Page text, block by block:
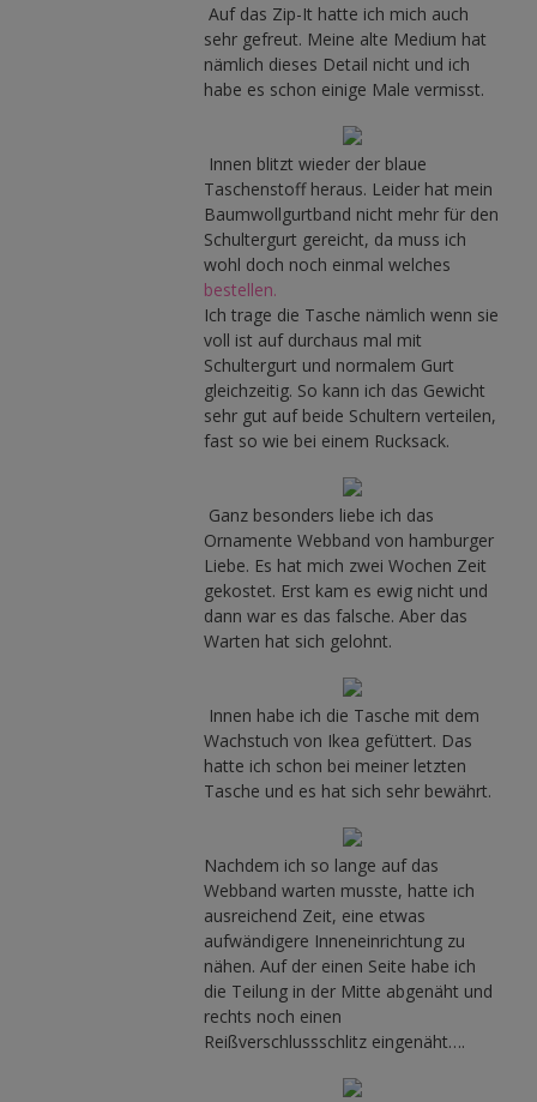
Auf das Zip-It hatte ich mich auch
sehr gefreut. Meine alte Medium hat
nämlich dieses Detail nicht und ich
habe es schon einige Male vermisst.
Innen blitzt wieder der blaue
Taschenstoff heraus. Leider hat mein
Baumwollgurtband nicht mehr für den
Schultergurt gereicht, da muss ich
wohl doch noch einmal welches
bestellen.
Ich trage die Tasche nämlich wenn sie
voll ist auf durchaus mal mit
Schultergurt und normalem Gurt
gleichzeitig. So kann ich das Gewicht
sehr gut auf beide Schultern verteilen,
fast so wie bei einem Rucksack.
Ganz besonders liebe ich das
Ornamente Webband von hamburger
Liebe. Es hat mich zwei Wochen Zeit
gekostet. Erst kam es ewig nicht und
dann war es das falsche. Aber das
Warten hat sich gelohnt.
Innen habe ich die Tasche mit dem
Wachstuch von Ikea gefüttert. Das
hatte ich schon bei meiner letzten
Tasche und es hat sich sehr bewährt.
Nachdem ich so lange auf das
Webband warten musste, hatte ich
ausreichend Zeit, eine etwas
aufwändigere Inneneinrichtung zu
nähen. Auf der einen Seite habe ich
die Teilung in der Mitte abgenäht und
rechts noch einen
Reißverschlussschlitz eingenäht….